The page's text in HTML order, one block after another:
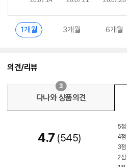
1개월 3개월 6개월
의견/리뷰
다나와 상품의견
3
4.7 545
5점
4점
3점
2점